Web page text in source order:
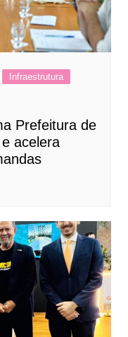
Infraestrutura
Prefeitura de
acelera